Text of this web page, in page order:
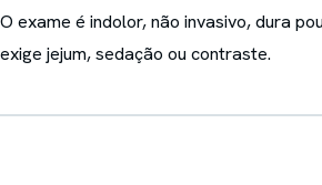
O exame é indolor, não invasivo, dura
exige jejum, sedação ou contraste.